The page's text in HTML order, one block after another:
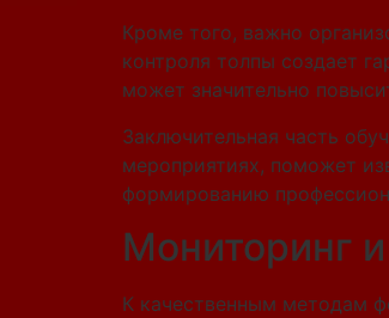
Кроме того, важно
контроля толпы создает
может значительно
Заключительная часть
мероприятиях, поможет
формированию
Мониторинг
К качественным методам